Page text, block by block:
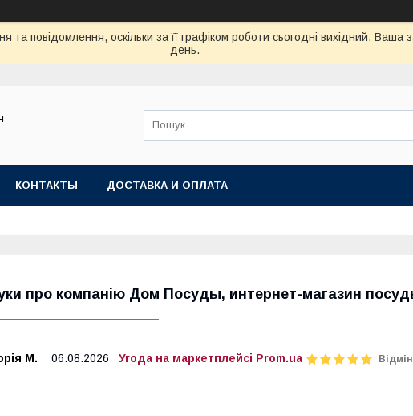
повідомлення, оскільки за її графіком роботи сьогодні вихідний.
день.
КОНТАКТЫ ДОСТАВКА И ОПЛАТА
про компанію Дом Посуды, интернет-магазин
М. 06.08.2026 Угода на маркетплейсі Prom.ua